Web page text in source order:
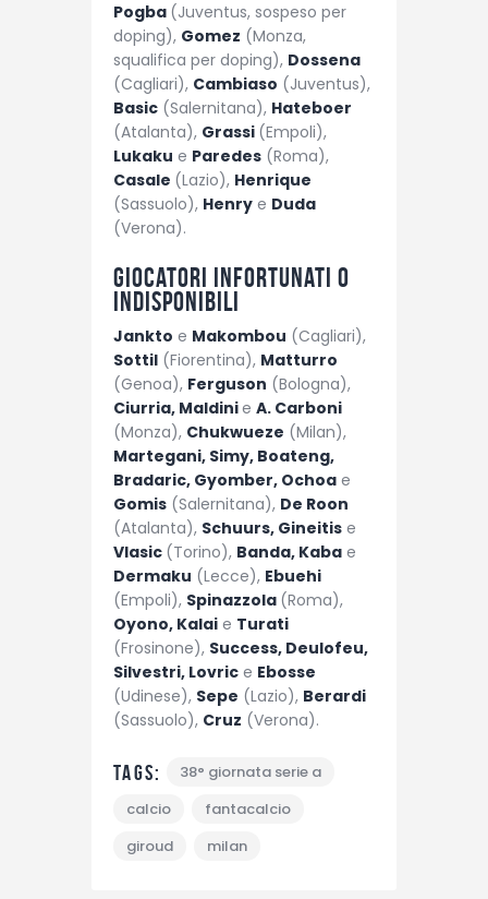
Pogba (Juventus, sospeso per
doping), Gomez (Monza,
squalifica per doping), Dossena
(Cagliari), Cambiaso (Juventus),
Basic (Salernitana), Hateboer
(Atalanta), Grassi (Empoli),
Lukaku e Paredes (Roma),
Casale (Lazio), Henrique
(Sassuolo), Henry e Duda
(Verona).
Giocatori infortunati o
indisponibili
Jankto e Makombou (Cagliari),
Sottil (Fiorentina), Matturro
(Genoa), Ferguson (Bologna),
Ciurria, Maldinie A. Carboni
(Monza), Chukwueze (Milan),
Martegani, Simy, Boateng,
Bradaric, Gyomber, Ochoa e
Gomis (Salernitana), De Roon
(Atalanta), Schuurs, Gineitis e
Vlasic (Torino), Banda, Kaba e
Dermaku (Lecce), Ebuehi
(Empoli), Spinazzola (Roma),
Oyono, Kalai e Turati
(Frosinone), Success, Deulofeu,
Silvestri, Lovric e Ebosse
(Udinese), Sepe (Lazio), Berardi
(Sassuolo), Cruz (Verona).
Tags:
38° giornata serie a
calcio
fantacalcio
giroud
milan